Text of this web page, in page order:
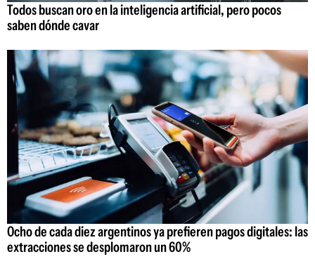
Todos buscan oro en la inteligencia artificial, pero pocos
saben dónde cavar
Ocho de cada diez argentinos ya prefieren pagos digitales: las
extracciones se desplomaron un 60%